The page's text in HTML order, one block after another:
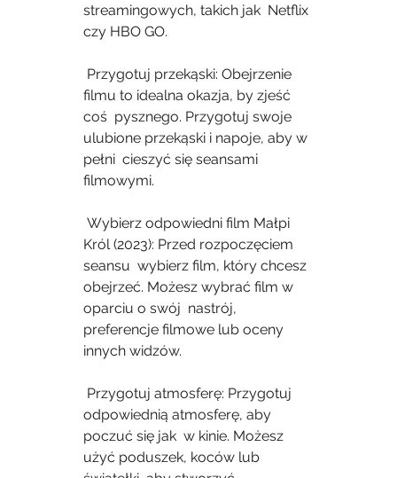
streamingowych, takich jak  Netflix
czy HBO GO.
filmu to idealna okazja, by zjeść
coś  pysznego. Przygotuj swoje
ulubione przekąski i napoje, aby w
pełni  cieszyć się seansami
filmowymi.
Król (2023): Przed rozpoczęciem
seansu  wybierz film, który chcesz
obejrzeć. Możesz wybrać film w
oparciu o swój  nastrój,
preferencje filmowe lub oceny
innych widzów.
odpowiednią atmosferę, aby
poczuć się jak  w kinie. Możesz
użyć poduszek, koców lub